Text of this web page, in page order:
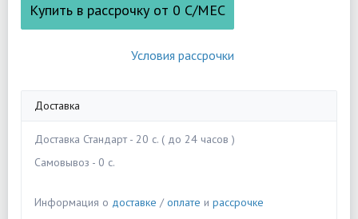
Купить в рассрочку от 0 С/МЕС
Условия рассрочки
Доставка
Доставка Стандарт - 20 c. ( до 24 часов )
Самовывоз - 0 c.
Информация о доставке /оплате и рассрочке